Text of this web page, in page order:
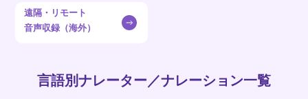
遠隔・リモート
音声収録（海外）
言語別ナレーター／ナレーション一覧